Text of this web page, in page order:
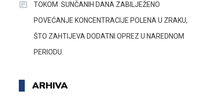
TOKOM SUNČANIH DANA ZABILJEŽENO
POVEĆANJE KONCENTRACIJE POLENA U ZRAKU,
ŠTO ZAHTIJEVA DODATNI OPREZ U NAREDNOM
PERIODU.
ARHIVA